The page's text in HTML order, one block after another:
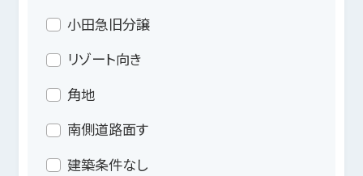
小田急旧分譲
リゾート向き
角地
南側道路面す
建築条件なし